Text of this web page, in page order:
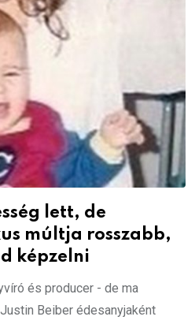
lett, de
múltja rosszabb,
képzelni
és producer - de ma
Beiber édesanyjaként